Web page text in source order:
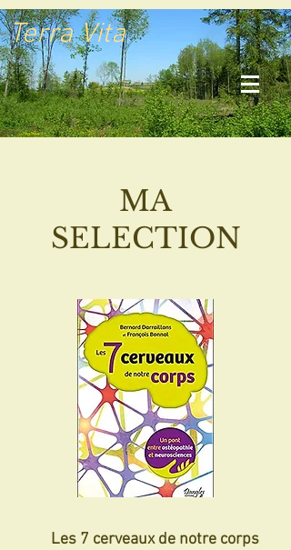
Terra Vita
MA
SELECTION
Les 7 cerveaux de notre corps